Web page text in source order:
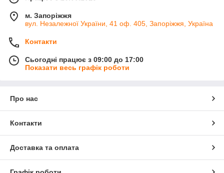
м. Запоріжжя
вул. Незалежної України, 41 оф. 405, Запоріжжя, Україна
Контакти
Сьогодні працює з 09:00 до 17:00
Показати весь графік роботи
Про нас
Контакти
Доставка та оплата